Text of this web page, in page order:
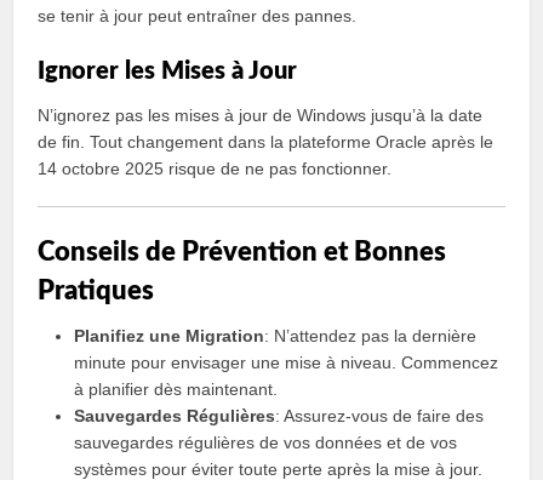
se tenir à jour peut entraîner des pannes.
Ignorer les Mises à Jour
N’ignorez pas les mises à jour de Windows jusqu’à la date
de fin. Tout changement dans la plateforme Oracle après le
14 octobre 2025 risque de ne pas fonctionner.
Conseils de Prévention et Bonnes
Pratiques
Planifiez une Migration: N’attendez pas la dernière
minute pour envisager une mise à niveau. Commencez
à planifier dès maintenant.
Sauvegardes Régulières: Assurez-vous de faire des
sauvegardes régulières de vos données et de vos
systèmes pour éviter toute perte après la mise à jour.